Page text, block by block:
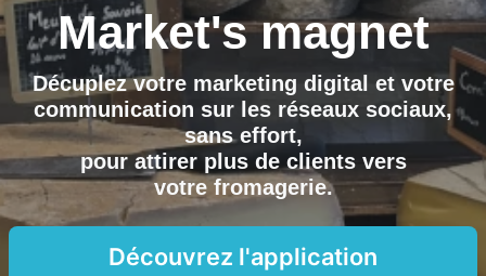
Market's magnet
Décuplez votre marketing digital et votre
communication sur les réseaux sociaux,
sans effort,
pour attirer plus de clients vers
votre fromagerie.
Découvrez l'application